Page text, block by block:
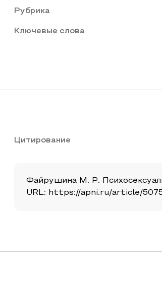
Рубрика
Ключевые слова
Цитирование
Файрушина М. Р.
URL: https://apni.ru/article/